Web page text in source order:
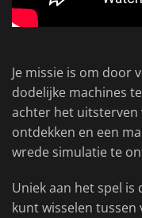
Je missie is om door
dodelijke machines
achter het uitsterven
ontdekken en een
wrede simulatie te
Uniek aan het spel
kunt wisselen tussen